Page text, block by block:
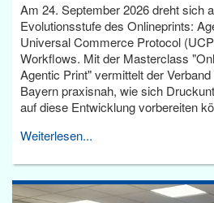
Am 24. September 2026 dreht sich
Evolutionsstufe des Onlineprints:
Universal Commerce Protocol
Workflows. Mit der Masterclass
Agentic Print" vermittelt der
Bayern praxisnah, wie sich
auf diese Entwicklung vorbereiten
Weiterlesen...